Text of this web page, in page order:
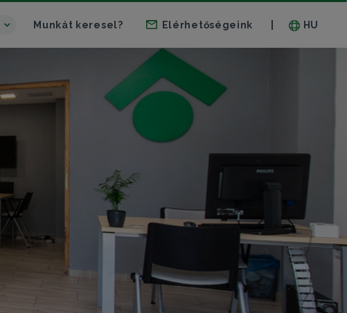
HU
Munkát keresel? Elérhetőségeink